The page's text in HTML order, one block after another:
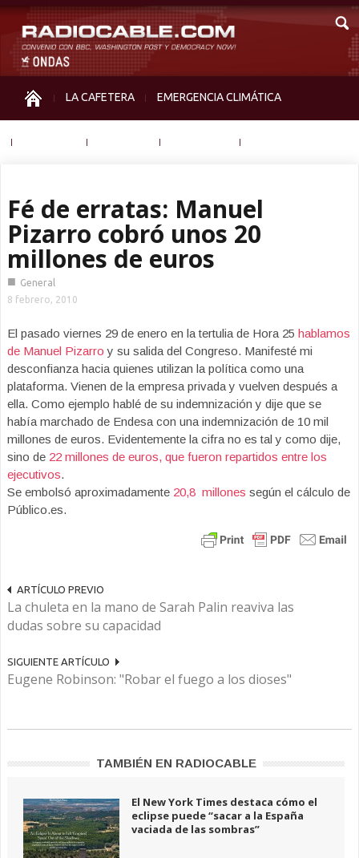
LA CAFETERA EMERGENCIA CLIMÁTICA
Fé de erratas: Manuel
Pizarro cobró unos 20
millones de euros
■ General
8 febrero, 2010
El pasado viernes 29 de enero en la tertulia de Hora 25 hablamos
de Manuel Pizarro y su salida del Congreso. Manifesté mi
desconfianza hacia quienes utilizan la política como una
plataforma. Vienen de la empresa privada y vuelven después a
ella. Como ejemplo hablé de su indemnización y dije que se
había marchado de Endesa con una indemnización de 10 mil
millones de euros. Evidentemente la cifra no es tal y como dije,
sino de 22 millones de euros, que fueron repartidos entre los
ejecutivos.
Se embolsó aproximadamente 20,8 millones según el cálculo de
Público.es.
ARTÍCULO PREVIO
La chuleta en la mano de Sarah Palin reaviva las
dudas sobre su capacidad
SIGUIENTE ARTÍCULO
Eugene Robinson: "Robar el fuego a los dioses"
TAMBIÉN EN RADIOCABLE
El New York Times destaca cómo el
eclipse puede “sacar a la España
vaciada de las sombras”